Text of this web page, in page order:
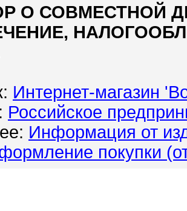
О СОВМЕСТНОЙ
Интернет-магазин
Российское
Информация от
покупки